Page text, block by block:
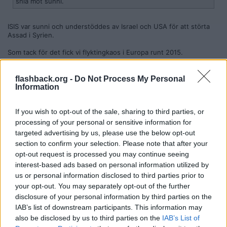
flashback.org - Do Not Process My Personal
Information
If you wish to opt-out of the sale, sharing to third parties, or
processing of your personal or sensitive information for
targeted advertising by us, please use the below opt-out
section to confirm your selection. Please note that after your
opt-out request is processed you may continue seeing
interest-based ads based on personal information utilized by
us or personal information disclosed to third parties prior to
your opt-out. You may separately opt-out of the further
disclosure of your personal information by third parties on the
IAB’s list of downstream participants. This information may
also be disclosed by us to third parties on the IAB’s List of
ISIS var sunni och understöddes av Israel och USA för att störta
Assad i Syrien.
Som tack för det fick vi flyktingkaos i Europa runt 2015.
Jag förstår verkligen inte hur man kan stå på Israels sida med den
track record som deras politik och handlingar har för Sverige.
2026-05-04, 19:10
Rufilus
Medlem
Inlägg: 281
Citat:
Ursprungligen postat avkyrkstocken
Finns det fortfarande någon som inte fattat att SD är köpt av
Israel?
Obegripligt eftersom vi har sett det så länge vad är det som pågår.
Och SD har inte ens hållit det hemligt på något vis.